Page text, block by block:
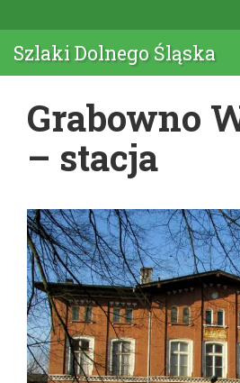
Szlaki Dolnego Śląska
Grabowno
– stacja